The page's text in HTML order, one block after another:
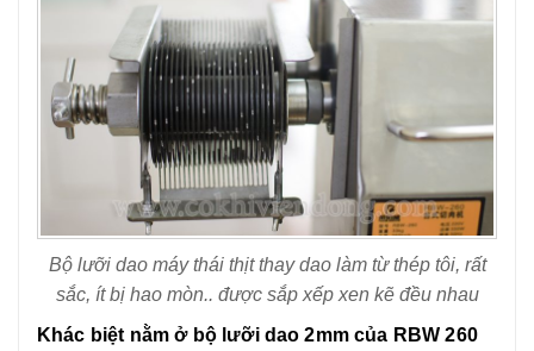
Bộ lưỡi dao máy thái thịt thay dao làm từ thép tôi, rất
sắc, ít bị hao mòn.. được sắp xếp xen kẽ đều nhau
Khác biệt nằm ở bộ lưỡi dao 2mm của RBW 260